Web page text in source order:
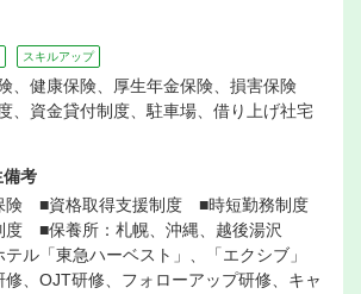
スキルアップ
、健康保険、厚生年金保険、損害保険
、資金貸付制度、駐車場、借り上げ社宅
備考
険 ■資格取得支援制度 ■時短勤務制度
度 ■保養所：札幌、沖縄、越後湯沢
ル「東急ハーベスト」、「エクシブ」
、OJT研修、フォローアップ研修、キャ